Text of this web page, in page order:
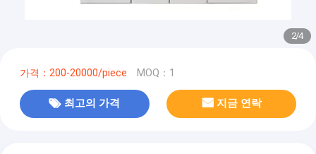
2/4
가격：200-20000/piece MOQ：1
최고의 가격 지금 연락